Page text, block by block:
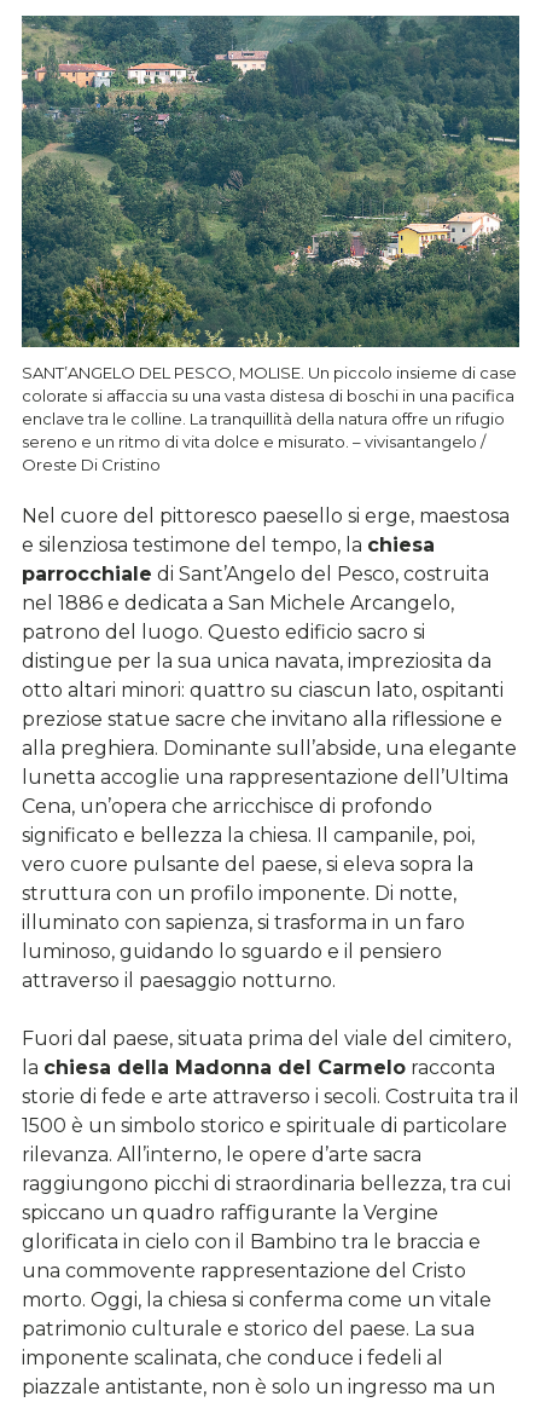
SANT’ANGELO DEL PESCO, MOLISE. Un piccolo insieme di case
colorate si affaccia su una vasta distesa di boschi in una pacifica
enclave tra le colline. La tranquillità della natura offre un rifugio
sereno e un ritmo di vita dolce e misurato. – vivisantangelo /
Oreste Di Cristino
Nel cuore del pittoresco paesello si erge, maestosa
e silenziosa testimone del tempo, la chiesa
parrocchiale di Sant’Angelo del Pesco, costruita
nel 1886 e dedicata a San Michele Arcangelo,
patrono del luogo. Questo edificio sacro si
distingue per la sua unica navata, impreziosita da
otto altari minori: quattro su ciascun lato, ospitanti
preziose statue sacre che invitano alla riflessione e
alla preghiera. Dominante sull’abside, una elegante
lunetta accoglie una rappresentazione dell’Ultima
Cena, un’opera che arricchisce di profondo
significato e bellezza la chiesa. Il campanile, poi,
vero cuore pulsante del paese, si eleva sopra la
struttura con un profilo imponente. Di notte,
illuminato con sapienza, si trasforma in un faro
luminoso, guidando lo sguardo e il pensiero
attraverso il paesaggio notturno.
Fuori dal paese, situata prima del viale del cimitero,
la chiesa della Madonna del Carmelo racconta
storie di fede e arte attraverso i secoli. Costruita tra il
1500 è un simbolo storico e spirituale di particolare
rilevanza. All’interno, le opere d’arte sacra
raggiungono picchi di straordinaria bellezza, tra cui
spiccano un quadro raffigurante la Vergine
glorificata in cielo con il Bambino tra le braccia e
una commovente rappresentazione del Cristo
morto. Oggi, la chiesa si conferma come un vitale
patrimonio culturale e storico del paese. La sua
imponente scalinata, che conduce i fedeli al
piazzale antistante, non è solo un ingresso ma un